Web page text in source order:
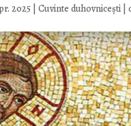
2025 Cuvinte duhovnicești